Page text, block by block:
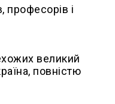
професорів і
великий
повністю